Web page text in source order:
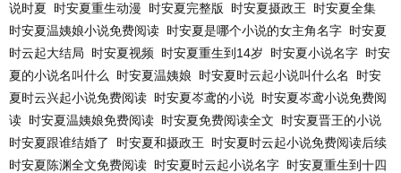
说时夏
时安夏重生动漫 时安夏完整版 时安夏摄政王
时安夏全集
时安夏温姨娘小说免费阅读 时安夏是哪个小说的女主角名字 时安夏
时云起大结局
时安夏视频 时安夏重生到14岁 时安夏小说名字 时安
夏的小说名叫什么
时安夏温姨娘 时安夏时云起小说叫什么名
时安
夏时云兴起小说免费阅读 时安夏岑鸢的小说 时安夏岑鸢小说免费阅
读 时安夏温姨娘免费阅读 时安夏免费阅读全文
时安夏晋王的小说
时安夏跟谁结婚了
时安夏和摄政王
时安夏时云起小说免费阅读后续
时安夏陈渊全文免费阅读 时安夏时云起小说名字 时安夏重生到十四